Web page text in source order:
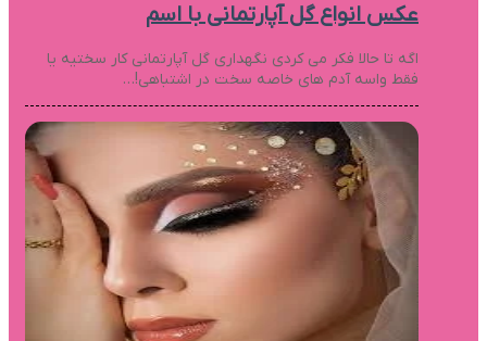
عکس انواع گل آپارتمانی با اسم
اگه تا حالا فکر می کردی نگهداری گل آپارتمانی کار سختیه یا
فقط واسه آدم های خاصه سخت در اشتباهی!…